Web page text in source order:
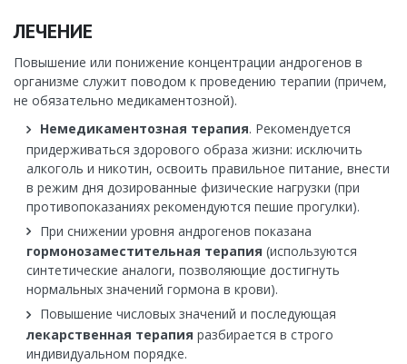
ЛЕЧЕНИЕ
Повышение или понижение концентрации андрогенов в
организме служит поводом к проведению терапии (причем,
не обязательно медикаментозной).
Немедикаментозная терапия. Рекомендуется
придерживаться здорового образа жизни: исключить
алкоголь и никотин, освоить правильное питание, внести
в режим дня дозированные физические нагрузки (при
противопоказаниях рекомендуются пешие прогулки).
При снижении уровня андрогенов показана
гормонозаместительная терапия (используются
синтетические аналоги, позволяющие достигнуть
нормальных значений гормона в крови).
Повышение числовых значений и последующая
лекарственная терапия разбирается в строго
индивидуальном порядке.